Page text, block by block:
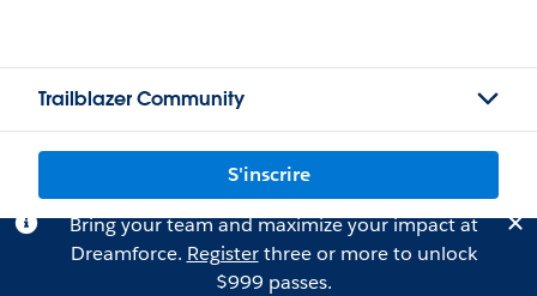
Trailblazer Community
S'inscrire
Bring your team and maximize your impact at
Dreamforce. Registerthree or more to unlock
$999 passes.